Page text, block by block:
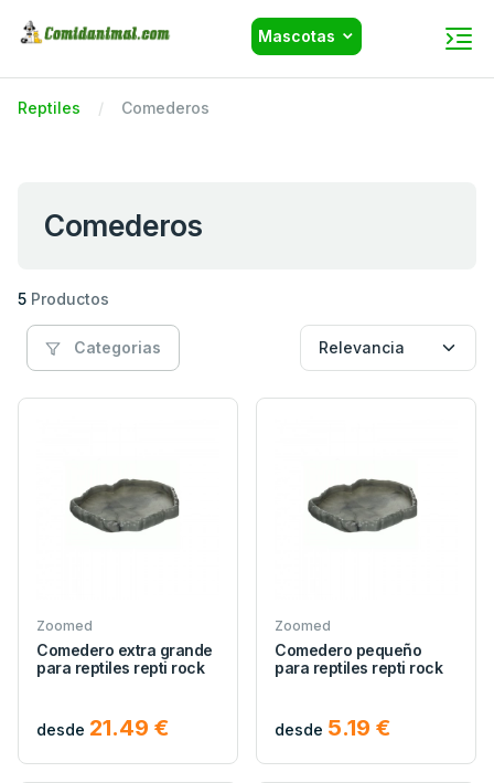
Mascotas
Reptiles Comederos
Comederos
5 Productos
Categorias
Zoomed
Comedero extra grande
para reptiles repti rock
desde 21.49 €
Zoomed
Comedero pequeño
para reptiles repti rock
desde 5.19 €